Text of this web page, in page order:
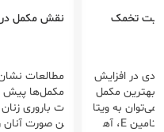
تخمک
در افزایش
بهترین مکمل
به ویتا
مین D، ویتامین B، ویتامین E، آه
نقش مکمل در
مطالعات
مکمل‌ها پیش
ت باروری
ن صورت آنان